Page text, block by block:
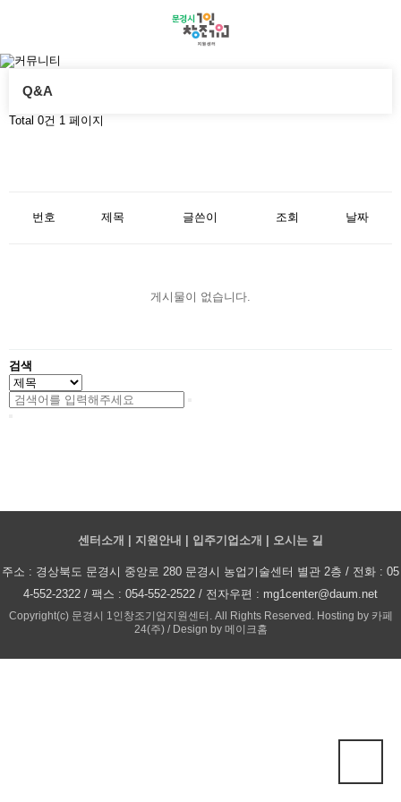
Q&A
Total 0건 1 페이지
번호 제목 글쓴이 조회 날짜
게시물이 없습니다.
검색
센터소개 지원안내 입주기업소개 오시는 길
주소 : 경상북도 문경시 중앙로 280 문경시 농업기술센터 별관 2층 / 전화 : 05
4-552-2322 / 팩스 : 054-552-2522 / 전자우편 : mg1center@daum.net
Copyright(c) 문경시 1인창조기업지원센터. All Rights Reserved. Hosting by 카페
24(주) / Design by 메이크홈